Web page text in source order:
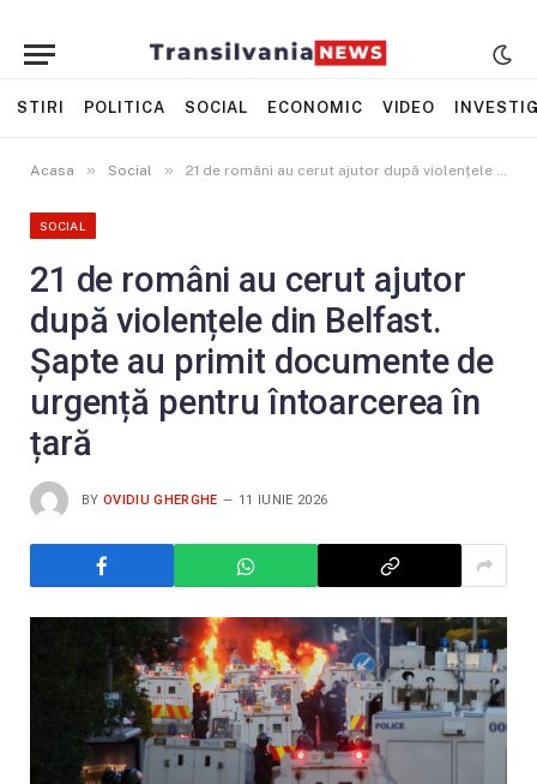
STIRI POLITICA SOCIAL ECONOMIC VIDEO
Acasa » Social » 21 de români au cerut ajutor după violențele din Belfast. Șapte au primit documente de urgență pentru întoarcerea în țară
SOCIAL
21 de români au cerut ajutor
după violențele din Belfast.
Șapte au primit documente de
urgență pentru întoarcerea în
țară
BY OVIDIU GHERGHE 11 IUNIE 2026